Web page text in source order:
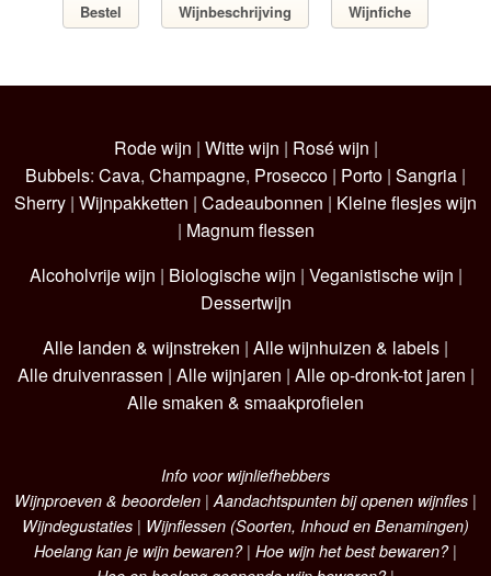
Bestel Wijnbeschrijving Wijnfiche
Rode wijn | Witte wijn | Rosé wijn |
Bubbels: Cava, Champagne, Prosecco | Porto | Sangria |
Sherry | Wijnpakketten | Cadeaubonnen | Kleine flesjes wijn
| Magnum flessen
Alcoholvrije wijn | Biologische wijn | Veganistische wijn |
Dessertwijn
Alle landen & wijnstreken | Alle wijnhuizen & labels |
Alle druivenrassen | Alle wijnjaren | Alle op-dronk-tot jaren |
Alle smaken & smaakprofielen
Info voor wijnliefhebbers
Wijnproeven & beoordelen |Aandachtspunten bij openen wijnfles |
Wijndegustaties | Wijnflessen (Soorten, Inhoud en Benamingen)
Hoelang kan je wijn bewaren?| Hoe wijn het best bewaren?|